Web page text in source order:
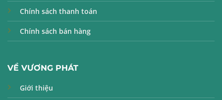
Chính sách thanh toán
Chính sách bán hàng
VỀ VƯƠNG PHÁT
Giới thiệu